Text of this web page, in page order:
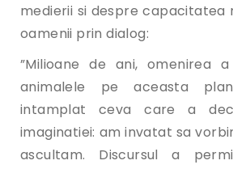
medierii si despre capacitatea
oamenii prin dialog:
”Milioane de ani,
animalele pe aceasta
intamplat ceva care a
imaginatiei: am invatat sa
ascultam. Discursul a